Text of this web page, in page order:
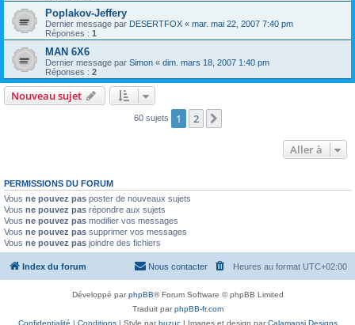
Poplakov-Jeffery
Dernier message par DESERTFOX « mar. mai 22, 2007 7:40 pm
Réponses : 1
MAN 6X6
Dernier message par Simon « dim. mars 18, 2007 1:40 pm
Réponses : 2
Nouveau sujet
60 sujets 1 2
Aller à
PERMISSIONS DU FORUM
Vous ne pouvez pas poster de nouveaux sujets
Vous ne pouvez pas répondre aux sujets
Vous ne pouvez pas modifier vos messages
Vous ne pouvez pas supprimer vos messages
Vous ne pouvez pas joindre des fichiers
Index du forum Heures au format UTC+02:00
Nous contacter
Développé parphpBB® Forum Software © phpBB Limited
Traduit parphpBB-fr.com